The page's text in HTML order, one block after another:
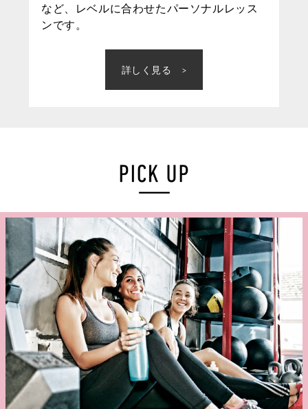
など、レベルに合わせたパーソナルレッス
ンです。
詳しく見る